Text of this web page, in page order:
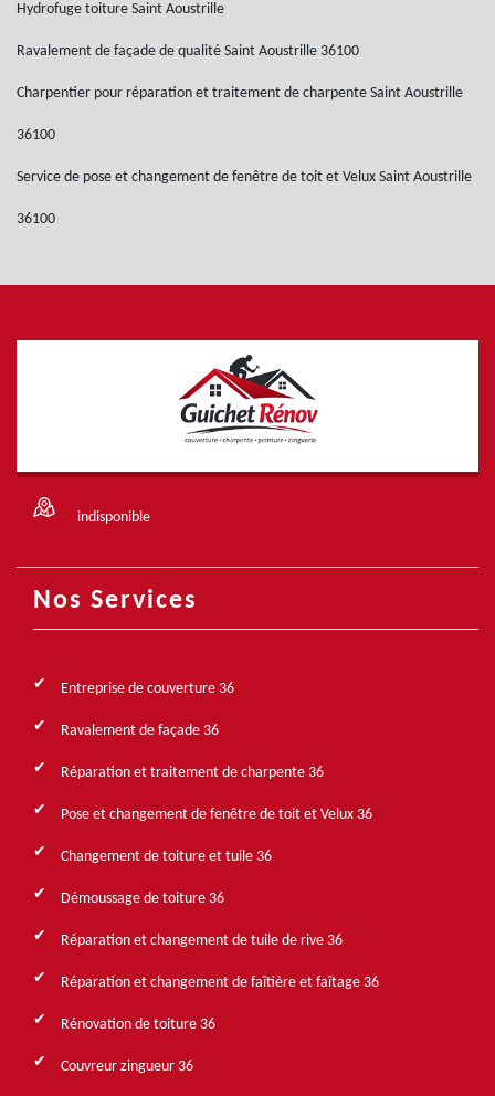
Hydrofuge toiture Saint Aoustrille
Ravalement de façade de qualité Saint Aoustrille 36100
Charpentier pour réparation et traitement de charpente Saint Aoustrille
36100
Service de pose et changement de fenêtre de toit et Velux Saint Aoustrille
36100
indisponible
Nos Services
Entreprise de couverture 36
Ravalement de façade 36
Réparation et traitement de charpente 36
Pose et changement de fenêtre de toit et Velux 36
Changement de toiture et tuile 36
Démoussage de toiture 36
Réparation et changement de tuile de rive 36
Réparation et changement de faîtière et faîtage 36
Rénovation de toiture 36
Couvreur zingueur 36